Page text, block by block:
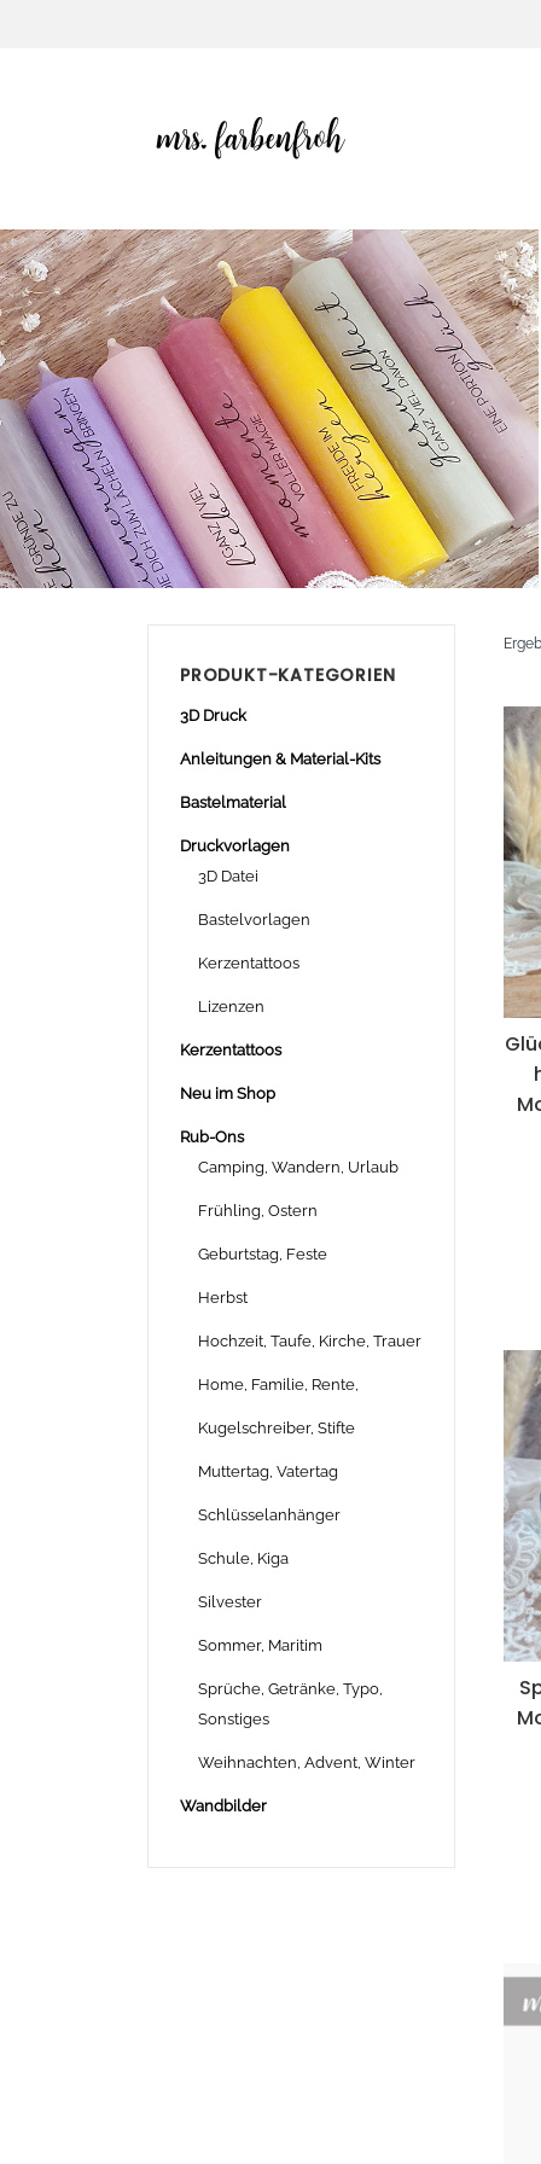
PRODUKT-KATEGORIEN
3D Druck
Anleitungen & Material-Kits
Bastelmaterial
Druckvorlagen
3D Datei
Bastelvorlagen
Kerzentattoos
Lizenzen
Kerzentattoos
Neu im Shop
Rub-Ons
Camping, Wandern, Urlaub
Frühling, Ostern
Geburtstag, Feste
Herbst
Hochzeit, Taufe, Kirche, Trauer
Home, Familie, Rente,
Kugelschreiber, Stifte
Muttertag, Vatertag
Schlüsselanhänger
Schule, Kiga
Silvester
Sommer, Maritim
Sprüche, Getränke, Typo,
Sonstiges
Weihnachten, Advent, Winter
Wandbilder